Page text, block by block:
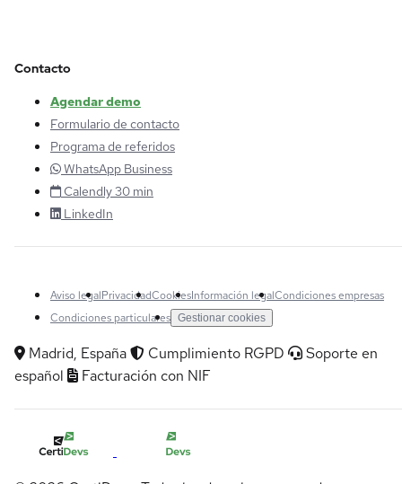
Contacto
Agendar demo
Formulario de contacto
Programa de referidos
WhatsApp Business
Calendly 30 min
LinkedIn
Aviso legalPrivacidadCookiesInformación legalCondiciones empresas
Condiciones particulares Gestionar cookies
Madrid, España Cumplimiento RGPD
Soporte en
español
Facturación con NIF